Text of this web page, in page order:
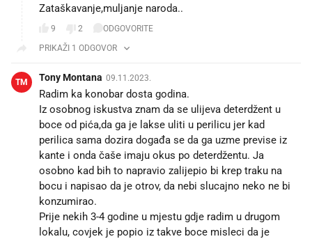
Zataškavanje,muljanje naroda..
9 2
ODGOVORITE
PRIKAŽI 1 ODGOVOR
TM Tony Montana 09.11.2023.
Radim ka konobar dosta godina.
Iz osobnog iskustva znam da se ulijeva deterdžent u
boce od pića,da ga je lakse uliti u perilicu jer kad
perilica sama dozira događa se da ga uzme previse iz
kante i onda čaše imaju okus po deterdžentu. Ja
osobno kad bih to napravio zalijepio bi krep traku na
bocu i napisao da je otrov, da nebi slucajno neko ne bi
konzumirao.
Prije nekih 3-4 godine u mjestu gdje radim u drugom
lokalu, covjek je popio iz takve boce misleci da je